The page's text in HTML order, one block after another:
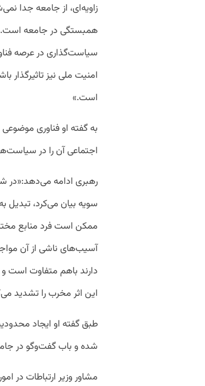
زاویه‌ای، از جامعه جدا
همبستگی در جامعه است.
سیاست‌گذاری در عرصه
امنیت ملی نیز
است.»
به گفته او فناوری
اجتماعی آن را در
رهبری ادامه می‌دهد:«در
سویه بیان می‌کرد، تبدیل
ممکن است فرد منابع
آسیب‌های ناشی از آن
دارند باهم متفاوت است و
این اثر مخرب را تشدید
طبق گفته او ایجاد
شده و باب گفت‌وگو در
مشاور وزیر ارتباطات در